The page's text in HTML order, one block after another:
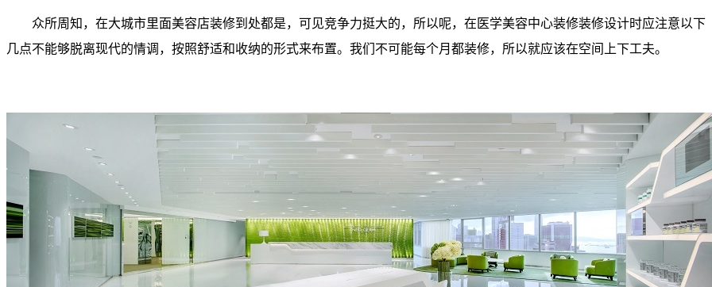
众所周知，在大城市里面美容店装修到处都是，可见竞争力挺大的，所以呢，在医学美容中心装修装修设计时应注意以下
几点不能够脱离现代的情调，按照舒适和收纳的形式来布置。我们不可能每个月都装修，所以就应该在空间上下工夫。